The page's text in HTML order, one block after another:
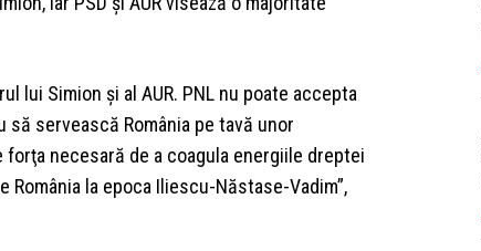
lui Simion şi al AUR. PNL nu poate accepta
servească România pe tavă unor
forţa necesară de a coagula energiile dreptei
la epoca Iliescu-Năstase-Vadim”,